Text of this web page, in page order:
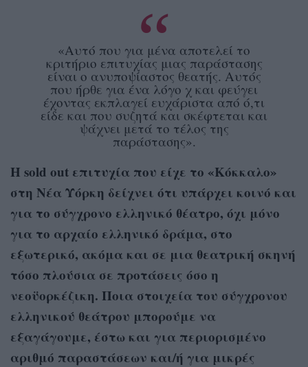
«Αυτό που για μένα αποτελεί το
κριτήριο επιτυχίας μιας παράστασης
είναι ο ανυποψίαστος θεατής. Αυτός
που ήρθε για ένα λόγο χ και φεύγει
έχοντας εκπλαγεί ευχάριστα από ό,τι
είδε και που συζητά και σκέφτεται και
ψάχνει μετά το τέλος της
παράστασης».
Η sold out επιτυχία που είχε το «Κόκκαλο»
στη Νέα Υόρκη δείχνει ότι υπάρχει κοινό και
για το σύγχρονο ελληνικό θέατρο, όχι μόνο
για το αρχαίο ελληνικό δράμα, στο
εξωτερικό, ακόμα και σε μια θεατρική σκηνή
τόσο πλούσια σε προτάσεις όσο η
νεοϋορκέζικη. Ποια στοιχεία του σύγχρονου
ελληνικού θεάτρου μπορούμε να
εξαγάγουμε, έστω και για περιορισμένο
αριθμό παραστάσεων και/ή για μικρές